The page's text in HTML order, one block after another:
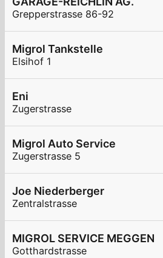
Grepperstrasse 86-92
Migrol Tankstelle
Elsihof 1
Eni
Zugerstrasse
Migrol Auto Service
Zugerstrasse 5
Joe Niederberger
Zentralstrasse
MIGROL SERVICE MEGGEN
Gotthardstrasse